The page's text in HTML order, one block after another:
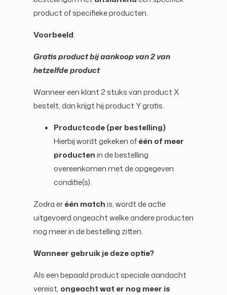
product of specifieke producten.
Voorbeeld:
Gratis product bij aankoop van 2 van
hetzelfde product
Wanneer een klant 2 stuks van product X
bestelt, dan krijgt hij product Y gratis.
Productcode (per bestelling)
Hierbij wordt gekeken oféén of meer
productenin de bestelling
overeenkomen met de opgegeven
conditie(s).
Zodra eréén matchis, wordt de actie
uitgevoerd ongeacht welke andere producten
nog meer in de bestelling zitten.
Wanneer gebruik je deze optie?
Als een bepaald product speciale aandacht
vereist, ongeacht wat er nog meer is